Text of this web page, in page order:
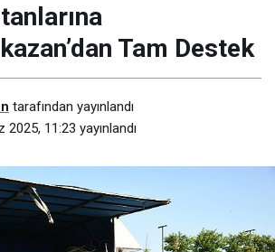
Tam Destek
tarafından yayınlandı
2025, 11:23 yayınlandı